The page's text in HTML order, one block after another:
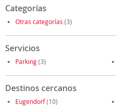
Categorías
Otras categorías (3)
Servicios
Parking(3)
Destinos cercanos
Eugendorf(10)